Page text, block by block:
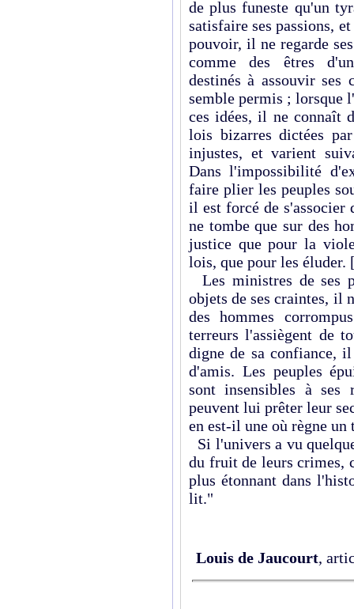
de plus funeste qu'un
satisfaire ses passions,
pouvoir, il ne regarde
comme des êtres
destinés à assouvir ses
semble permis ;
ces idées, il ne connaît
lois bizarres dictées
injustes, et varient
Dans l'impossibilité
faire plier les peuples
il est forcé de s'associer
ne tombe que sur des
justice que pour la
lois, que pour les
Les ministres de ses
objets de ses craintes, il
des hommes
terreurs l'assiègent de
digne de sa confiance,
d'amis. Les peuples
sont insensibles à
peuvent lui prêter leur
en est-il une où règne un
Si l'univers a vu
du fruit de leurs crimes,
plus étonnant dans
lit."
Louis de Jaucourt,